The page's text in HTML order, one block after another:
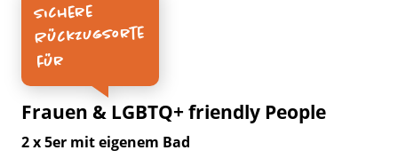
Sichere
Rückzugsorte
für
Frauen & LGBTQ+ friendly People
2 x 5er mit eigenem Bad